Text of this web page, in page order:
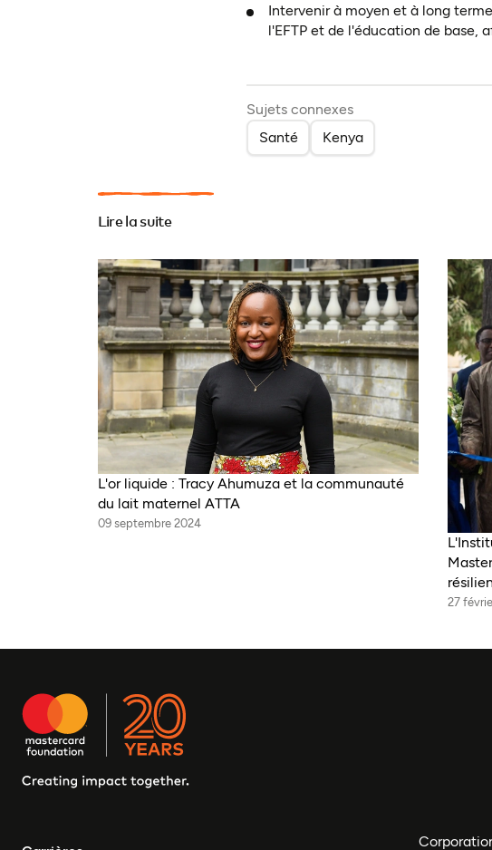
Intervenir à moyen et à long
l'EFTP et de l'éducation de base,
Sujets connexes
Santé
Kenya
Lire la suite
L'or liquide : Tracy Ahumuza et la communauté
du lait maternel ATTA
09 septembre 2024
27